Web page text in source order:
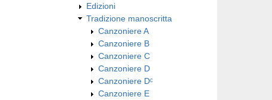
Edizioni
Tradizione manoscritta
Canzoniere A
Canzoniere B
Canzoniere C
Canzoniere D
Canzoniere Dᶜ
Canzoniere E